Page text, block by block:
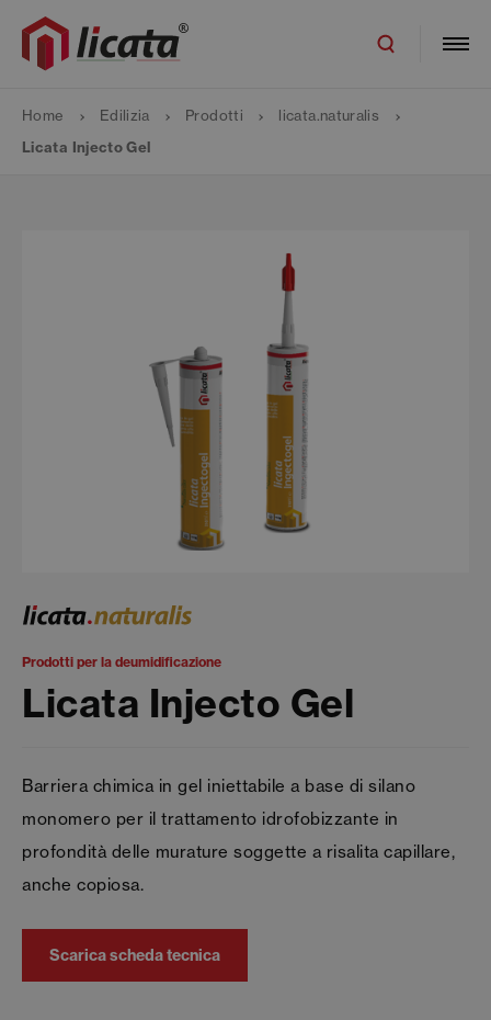
Home Edilizia Prodotti
licata.naturalis
Licata Injecto Gel
Prodotti per la deumidificazione
Licata Injecto Gel
Barriera chimica in gel iniettabile a base di silano
monomero per il trattamento idrofobizzante in
profondità delle murature soggette a risalita capillare,
anche copiosa.
Scarica scheda tecnica